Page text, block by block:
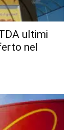
ultimi
nel